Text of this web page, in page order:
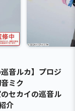
音ルカ】プロジ
音ミク
カイの巡音ル
介